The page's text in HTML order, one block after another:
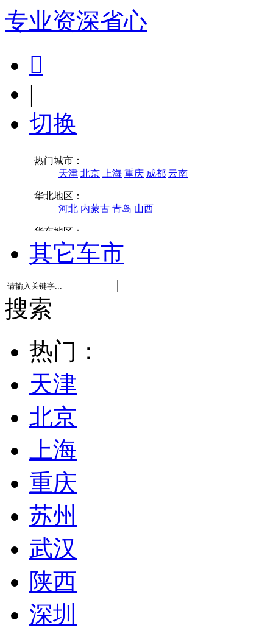
专业资深省心

|
切换
其它车市
搜索
热门：
天津
北京
上海
重庆
苏州
武汉
陕西
深圳